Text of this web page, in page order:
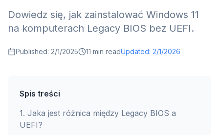
Dowiedz się, jak zainstalować Windows 11
na komputerach Legacy BIOS bez UEFI.
Published: 2/1/2025 11 min readUpdated: 2/1/2026
Spis treści
1. Jaka jest różnica między Legacy BIOS a
UEFI?